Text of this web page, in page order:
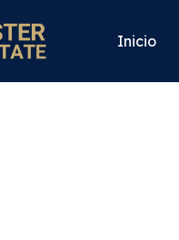
Inicio